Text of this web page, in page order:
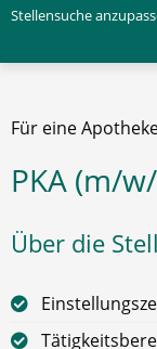
Stellensuche
Für eine
PKA (m/
Über die